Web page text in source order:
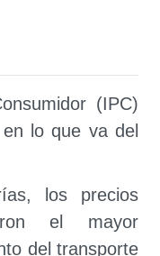
(IPC)
lo que va del
los precios
el mayor
del transporte